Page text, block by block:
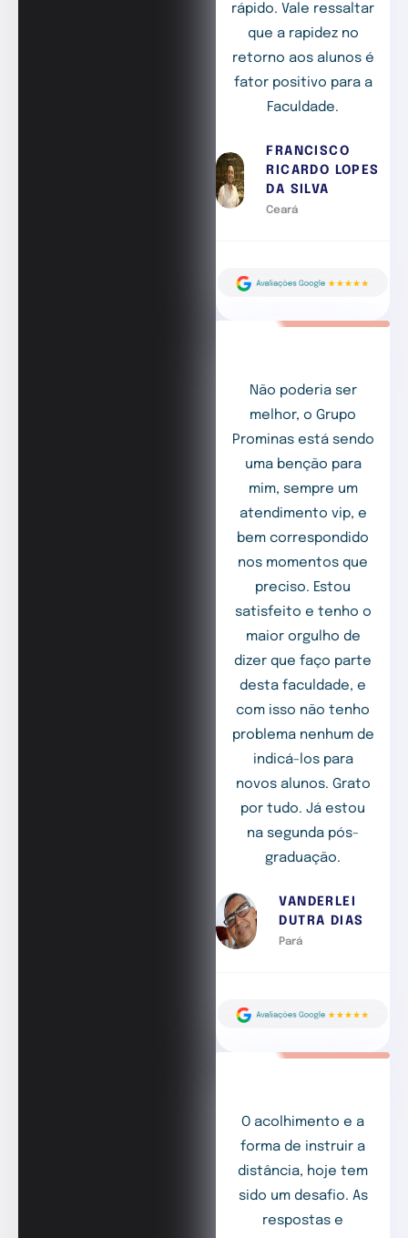
rápido. Vale ressaltar
que a rapidez no
retorno aos alunos é
fator positivo para a
Faculdade.
FRANCISCO
RICARDO LOPES
DA SILVA
Ceará
Não poderia ser
melhor, o Grupo
Prominas está sendo
uma benção para
mim, sempre um
atendimento vip, e
bem correspondido
nos momentos que
preciso. Estou
satisfeito e tenho o
maior orgulho de
dizer que faço parte
desta faculdade, e
com isso não tenho
problema nenhum de
indicá-los para
novos alunos. Grato
por tudo. Já estou
na segunda pós-
graduação.
VANDERLEI
DUTRA DIAS
Pará
O acolhimento e a
forma de instruir a
distância, hoje tem
sido um desafio. As
respostas e